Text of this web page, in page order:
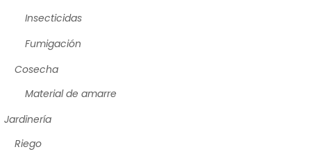
Insecticidas
Fumigación
Cosecha
Material de amarre
Jardinería
Riego